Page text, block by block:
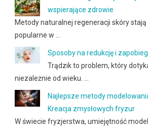
wspierające zdrowie
Metody naturalnej regeneracji skóry
popularne w …
Sposoby na redukcję i
Trądzik to problem, który
niezależnie od wieku. …
Najlepsze metody
Kreacja zmysłowych fryzur
W świecie fryzjerstwa, umiejętność